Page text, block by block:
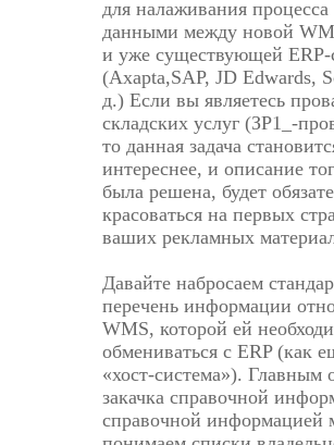
для налаживания
данными между новой
и уже существующей ERP-
(Axapta,SAP, JD Edwards,
д.) Если вы являетесь
складских услуг (ЗР1_-
то данная задача
интереснее, и описание
была решена, будет
красоваться на первых
ваших рекламных
Давайте набросаем
перечень информации
WMS, которой ей
обмениваться с ERP (как
«хост-система»). Главным
закачка справочной
справочной информацией